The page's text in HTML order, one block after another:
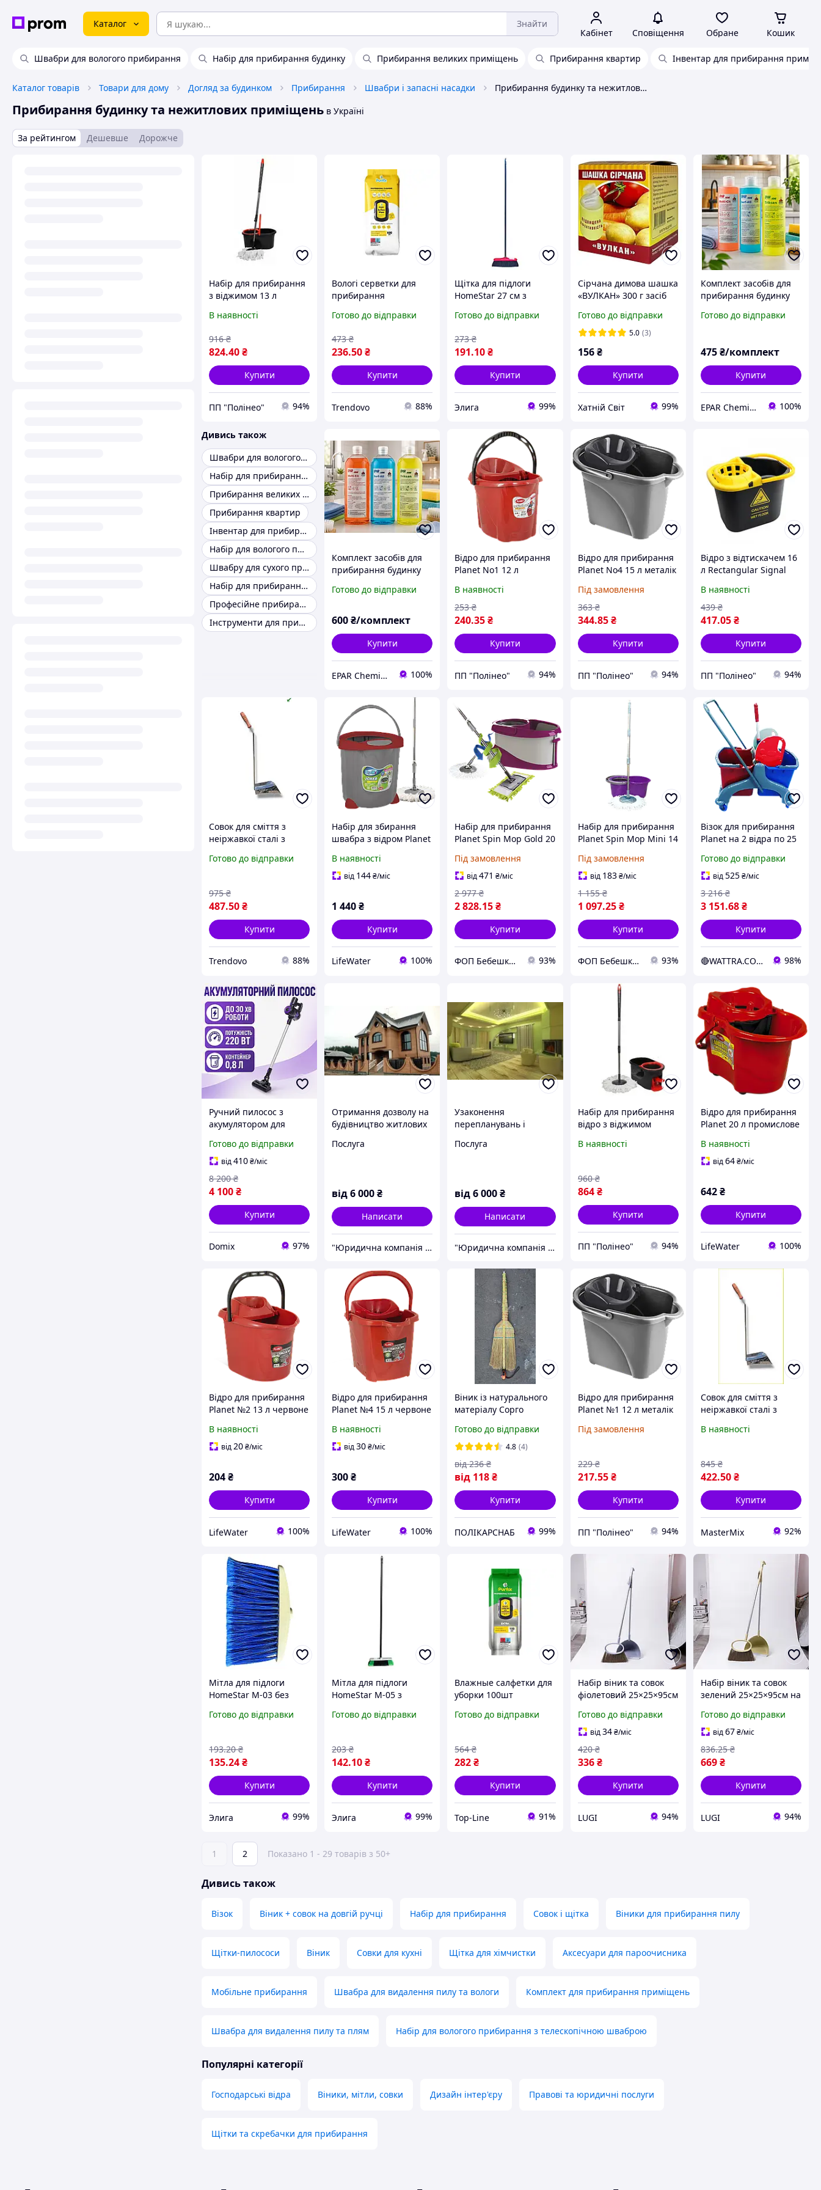
Каталог Знайти
Кабінет Сповіщення Обране Кошик
Швабри для вологого прибирання Набір для прибирання будинку Прибирання великих приміщень Прибирання квартир Інвентар для прибирання
Каталог товарів Товари для дому Догляд за будинком Прибирання Швабри і запасні насадки Прибирання будинку та нежитлових приміщень
Прибирання будинку та нежитлових приміщень в Україні
За рейтингом Дешевше Дорожче
Набір для прибирання
з віджимом 13 л
В наявності
824.40₴
916 ₴
Купити
ПП "Полінео" 94%
Вологі серветки для
прибирання
для дому та
приміщень з оцтом і
содою
Готово до відправки
236.50₴
473 ₴
Купити
Trendovo 88%
Щітка для підлоги
HomeStar 27 см з
прибирання дому та
Готово до відправки
191.10₴
273 ₴
Купити
Элига 99%
Сірчана димова шашка
«ВУЛКАН» 300 г засіб
нежитлових
приміщень від грибка
Готово до відправки
5.0 (3)
156 ₴
Купити
Хатній Світ 99%
Комплект засобів для
прибирання будинку
500
Готово до відправки
475₴/комплект
Купити
EPAR Chemical Solutions 100%
Дивись також
Швабри для вологого прибирання
Набір для прибирання будинку
Прибирання великих приміщень
Прибирання квартир
Інвентар для прибирання приміщень
Набір для вологого прибирання
Швабру для сухого прибирання
Набір для прибирання квартири
Професійне прибирання будинку
Інструменти для прибирання будинку
Комплект засобів для
прибирання будинку
1000
Готово до відправки
600₴/комплект
Купити
EPAR Chemical Solutions 100%
Відро для прибирання
Planet No1 12 л
В наявності
240.35₴
253 ₴
Купити
ПП "Полінео" 94%
Відро для прибирання
Planet No4 15 л металік
Під замовлення
344.85 ₴
363 ₴
Купити
ПП "Полінео" 94%
Відро з відтискачем 16
л Rectangular Signal
В наявності
417.05₴
439 ₴
Купити
ПП "Полінео" 94%
Совок для сміття з
неіржавкої сталі з
прибирання будинку та
Готово до відправки
487.50₴
975 ₴
Купити
Trendovo 88%
Набір для збирання
швабра з відром Planet
сірий з червоним
(6845) 30,9 х 31,5 х 31,6
В наявності
від 144₴/міс
1 440₴
Купити
LifeWater 100%
Набір для прибирання
Planet Spin Mop Gold 20
пурпуровий
Під замовлення
від471 ₴/міс
2 828.15₴
2 977 ₴
Купити
ФОП Бебешко Т. П. 93%
Набір для прибирання
Planet Spin Mop Mini 14
Під замовлення
від 183 ₴/міс
1 097.25 ₴
1 155 ₴
Купити
ФОП Бебешко Т. П. 93%
Візок для прибирання
Planet на 2 відра по 25
Готово до відправки
від525₴/міс
3 151.68₴
3 216 ₴
Купити
🔴WATTRA.COM.UA - справа техніки... 98%
Ручний пилосос з
акумулятором для
домі та щоденного
прибирання
приміщень, Стильний і
гарний
Готово до відправки
від410₴/міс
4 100₴
8 200 ₴
Купити
Domix 97%
Отримання дозволу на
будівництво житлових
нежитлових
Послуга
від6 000₴
Написати
"Юридична компанія "Ваш партнер"
Узаконення
перепланувань і
квартир і нежитлових
Послуга
від6 000₴
Написати
"Юридична компанія "Ваш партнер"
Набір для прибирання
відро з віджимом
В наявності
864 ₴
960 ₴
Купити
ПП "Полінео" 94%
Відро для прибирання
Planet 20 л промислове
В наявності
від64₴/міс
642₴
Купити
LifeWater 100%
Відро для прибирання
Planet №2 13 л червоне
В наявності
від20₴/міс
204₴
Купити
LifeWater 100%
Відро для прибирання
Planet №4 15 л червоне
В наявності
від30₴/міс
300₴
Купити
LifeWater 100%
Віник із натурального
матеріалу Сорго
Люкс прошивний для
прибирання будинку та
вулиці
Готово до відправки
4.8 (4)
від 118₴
від 236 ₴
Купити
ПОЛІКАРСНАБ 99%
Відро для прибирання
Planet №1 12 л металік
Під замовлення
217.55 ₴
229 ₴
Купити
ПП "Полінео" 94%
Совок для сміття з
неіржавкої сталі з
для зручного
в професійних
приміщеннях
В наявності
422.50₴
845 ₴
Купити
MasterMix 92%
Мітла для підлоги
HomeStar М-03 без
прибирання дому та
приміщень
Готово до відправки
135.24₴
193.20 ₴
Купити
Элига 99%
Мітла для підлоги
HomeStar М-05 з
прибирання дому та
приміщень
Готово до відправки
142.10₴
203 ₴
Купити
Элига 99%
Влажные салфетки для
уборки 100шт
быстрой очистки
коммерческих
помещениях
Готово до відправки
282₴
564 ₴
Купити
Top-Line 91%
Набір віник та совок
фіолетовий 25×25×95см
підлоги, комплект
щітка совочок для
прибирання будинку
Готово до відправки
від34 ₴/міс
336 ₴
420 ₴
Купити
LUGI 94%
Набір віник та совок
зелений 25×25×95см на
підлоги, комплект
щітка совочок для
прибирання будинку
офісу
Готово до відправки
від67₴/міс
669₴
836.25 ₴
Купити
LUGI 94%
1 2 Показано 1 - 29 товарів з 50+
Дивись також
Візок Віник + совок на довгій ручці Набір для прибирання Совок і щітка Віники для прибирання пилу
Щітки-пилососи Віник Совки для кухні Щітка для хімчистки Аксесуари для пароочисника
Мобільне прибирання Швабра для видалення пилу та вологи Комплект для прибирання приміщень
Швабра для видалення пилу та плям Набір для вологого прибирання з телескопічною шваброю
Популярні категорії
Господарські відра Віники, мітли, совки Дизайн інтер'єру Правові та юридичні послуги
Щітки та скребачки для прибирання